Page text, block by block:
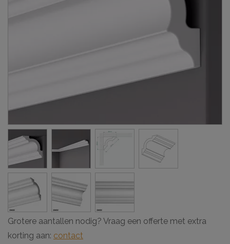
Grotere aantallen nodig? Vraag een offerte met extra
korting aan: contact